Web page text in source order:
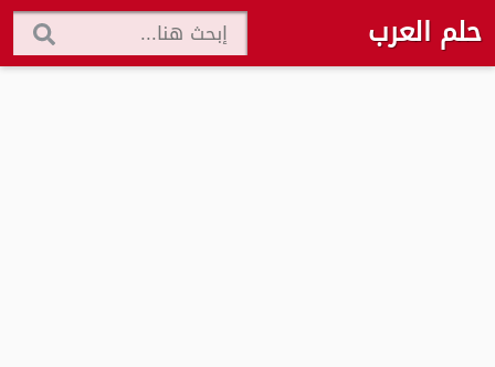
حلم العرب